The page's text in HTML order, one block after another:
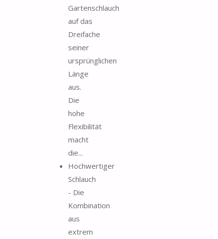
Gartenschlauch
auf das
Dreifache
seiner
ursprünglichen
Länge
aus.
Die
hohe
Flexibilität
macht
die...
Hochwertiger
Schlauch
- Die
Kombination
aus
extrem